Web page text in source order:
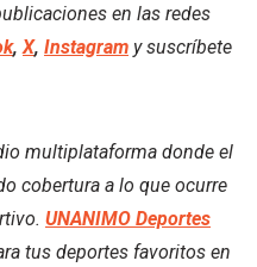
en las redes
,X, Instagram y suscríbete
multiplataforma donde el
cobertura a lo que ocurre
UNANIMO Deportes
tus deportes favoritos en